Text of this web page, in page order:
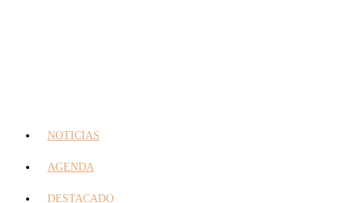
NOTICIAS
AGENDA
DESTACADO